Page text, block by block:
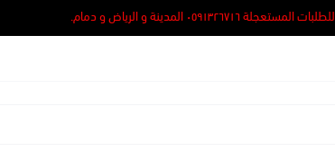
للطلبات المستعجلة ٠٥٩١٣٢٦٧١٦ المدينة و الرياض و دمام.